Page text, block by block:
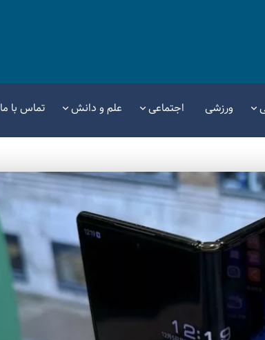
ورزشی اجتماعی علم و دانش تماس با ما